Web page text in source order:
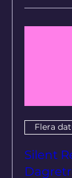
Flera
Silent